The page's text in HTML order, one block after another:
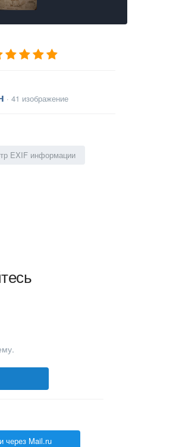
· 41 изображение
EXIF информации
через Mail.ru